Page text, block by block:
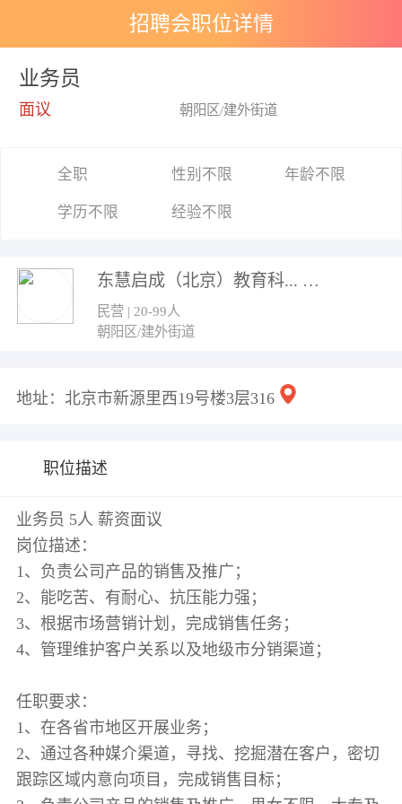
招聘会职位详情
业务员
面议 朝阳区/建外街道
全职 性别不限 年龄不限
学历不限 经验不限
东慧启成（北京）教育科...
民营 | 20-99人
朝阳区/建外街道
地址：北京市新源里西19号楼3层316
职位描述
业务员 5人 薪资面议
岗位描述：
1、负责公司产品的销售及推广；
2、能吃苦、有耐心、抗压能力强；
3、根据市场营销计划，完成销售任务；
4、管理维护客户关系以及地级市分销渠道；
任职要求：
1、在各省市地区开展业务；
2、通过各种媒介渠道，寻找、挖掘潜在客户，密切
跟踪区域内意向项目，完成销售目标；